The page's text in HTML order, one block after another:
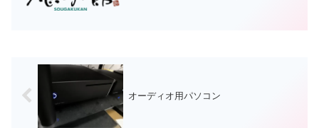
オーディオ用パソコン